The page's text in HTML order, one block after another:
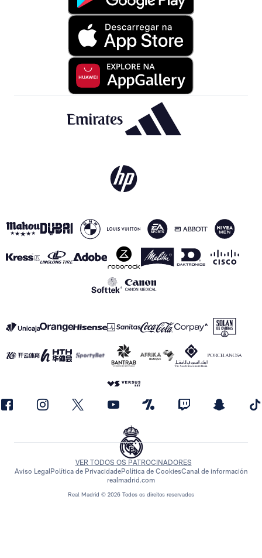
Real Madrid © 2026 Todos os direitos reservados
VER TODOS OS PATROCINADORES
Aviso LegalPolítica de PrivacidadePolítica de CookiesCanal de información
realmadrid.com